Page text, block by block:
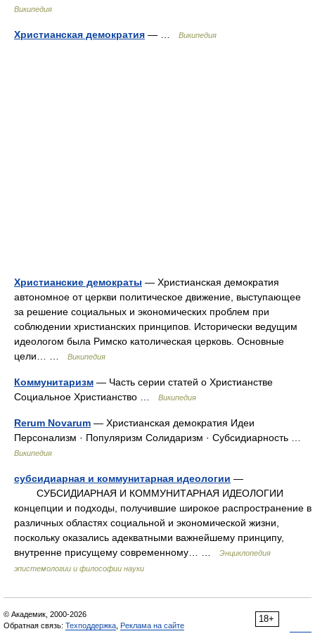
Википедия
Христианская демократия — … Википедия
Христианские демократы — Христианская демократия
автономное от церкви политическое движение, выступающее
за решение социальных и экономических проблем при
соблюдении христианских принципов. Исторически ведущим
идеологом была Римско католическая церковь. Основные
цели… …
Википедия
Коммунитаризм — Часть серии статей о Христианстве
Социальное Христианство …
Википедия
Rerum Novarum — Христианская демократия Идеи
Персонализм · Популяризм Солидаризм · Субсидиарность …
Википедия
субсидиарная и коммунитарная идеологии —
СУБСИДИАРНАЯ И КОММУНИТАРНАЯ ИДЕОЛОГИИ
концепции и подходы, получившие широкое распространение в
различных областях социальной и экономической жизни,
поскольку оказались адекватными важнейшему принципу,
внутренне присущему современному… …
Энциклопедия
эпистемологии и философии науки
18+
© Академик, 2000-2026
Обратная связь: Техподдержка Реклама на сайте